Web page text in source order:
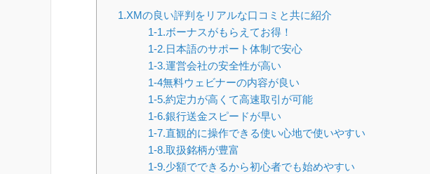
1.XMの良い評判をリアルな口コミと共に紹介
1-1.ボーナスがもらえてお得！
1-2.日本語のサポート体制で安心
1-3.運営会社の安全性が高い
1-4無料ウェビナーの内容が良い
1-5.約定力が高くて高速取引が可能
1-6.銀行送金スピードが早い
1-7.直観的に操作できる使い心地で使いやすい
1-8.取扱銘柄が豊富
1-9.少額でできるから初心者でも始めやすい